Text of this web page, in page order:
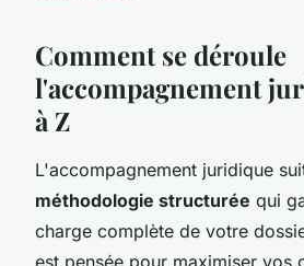
Comment se déroule
l'accompagnement
à Z
L'accompagnement juridique
méthodologie structurée qui
charge complète de votre
est pensée pour maximiser vos